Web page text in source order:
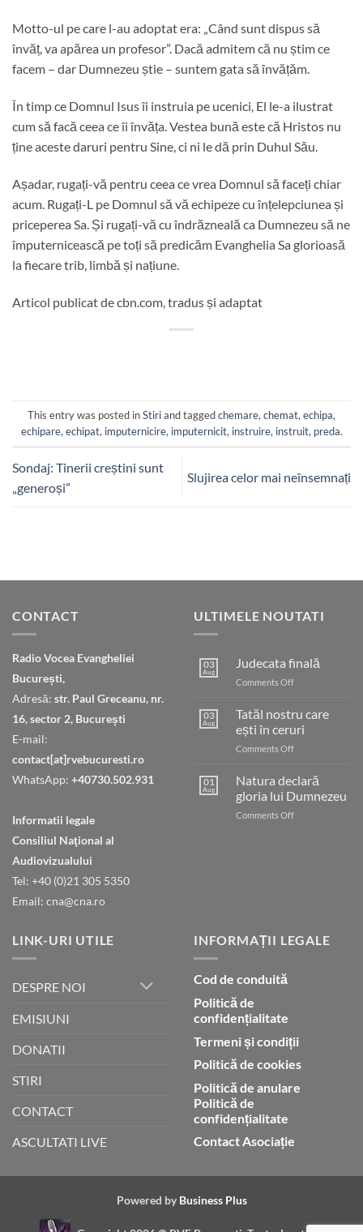
Motto-ul pe care l-au adoptat era: „Când sunt dispus să
învăț, va apărea un profesor”. Dacă admitem că nu știm ce
facem – dar Dumnezeu știe – suntem gata să învățăm.
În timp ce Domnul Isus îi instruia pe ucenici, El le-a ilustrat
cum să facă ceea ce îi învăța. Vestea bună este că Hristos nu
ține aceste daruri pentru Sine, ci ni le dă prin Duhul Său.
Așadar, rugați-vă pentru ceea ce vrea Domnul să faceți chiar
acum. Rugați-L pe Domnul să vă echipeze cu înțelepciunea și
priceperea Sa. Și rugați-vă cu îndrăzneală ca Dumnezeu să ne
împuternicească pe toți să predicăm Evanghelia Sa glorioasă
la fiecare trib, limbă și națiune.
Articol publicat de cbn.com, tradus și adaptat
This entry was posted inStiriand taggedchemare, chemat, echipa,
echipare, echipat, imputernicire, imputernicit, instruire, instruit, preda.
Sondaj: Tinerii creștini sunt
„generoși”
Slujirea celor mai neînsemnați
CONTACT
Radio Vocea Evangheliei
București,
Adresă: str. Paul Greceanu, nr.
16, sector 2, București
E-mail:
contact[at]rvebucuresti.ro
WhatsApp: +40730.502.931
Informatii legale
Consiliul Naţional al
Audiovizualului
Tel: +40 (0)21 305 5350
Email: cna@cna.ro
ULTIMELE NOUTATI
03
Aug
Judecata finală
Comments Offon
03
Aug
Tatăl nostru care
ești în ceruri
Comments Offon
nostru
ești
în
01
Aug
Natura declară
gloria lui Dumnezeu
Comments Offon
LINK-URI UTILE
DESPRE NOI
EMISIUNI
DONATII
STIRI
CONTACT
ASCULTATI LIVE
INFORMAȚII LEGALE
Cod de conduită
Politică de
confidențialitate
Termeni și condiții
Politică de cookies
Politică de anulare
Politică de
confidențialitate
Contact Asociație
Powered by Business Plus